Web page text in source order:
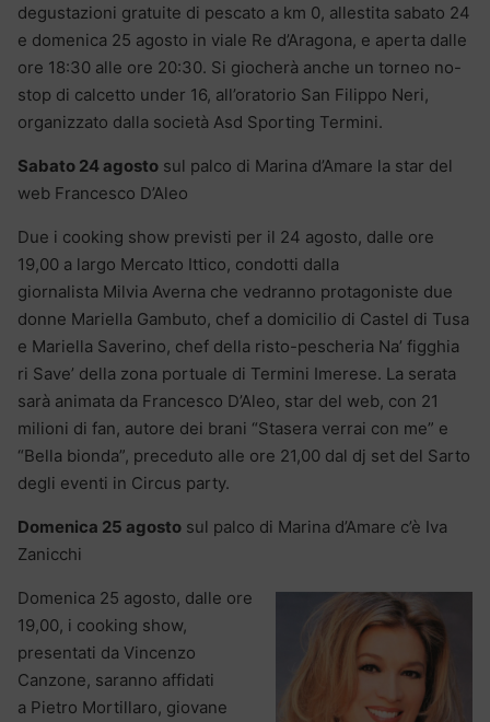
degustazioni gratuite di pescato a km 0, allestita sabato 24
e domenica 25 agosto in viale Re d’Aragona, e aperta dalle
ore 18:30 alle ore 20:30. Si giocherà anche un torneo no-
stop di calcetto under 16, all’oratorio San Filippo Neri,
organizzato dalla società Asd Sporting Termini.
Sabato 24 agosto sul palco di Marina d’Amare la star del
web Francesco D’Aleo
Due i cooking show previsti per il 24 agosto, dalle ore
19,00 a largo Mercato Ittico, condotti dalla
giornalista Milvia Averna che vedranno protagoniste due
donne Mariella Gambuto, chef a domicilio di Castel di Tusa
e Mariella Saverino, chef della risto-pescheria Na’ figghia
ri Save’ della zona portuale di Termini Imerese. La serata
sarà animata da Francesco D’Aleo, star del web, con 21
milioni di fan, autore dei brani “Stasera verrai con me” e
“Bella bionda”, preceduto alle ore 21,00 dal dj set del Sarto
degli eventi in Circus party.
Domenica 25 agosto sul palco di Marina d’Amare c’è Iva
Zanicchi
Domenica 25 agosto, dalle ore
19,00, i cooking show,
presentati da Vincenzo
Canzone, saranno affidati
a Pietro Mortillaro, giovane